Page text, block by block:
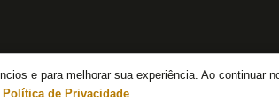
e para melhorar sua experiência. Ao continuar
Política de Privacidade .
Notícias do Botafogo